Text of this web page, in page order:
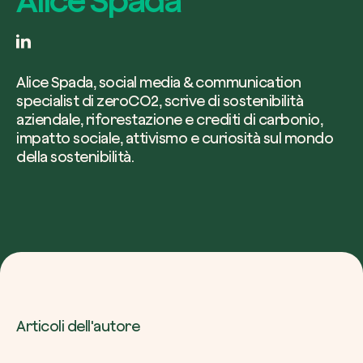
Alice Spada, social media & communication
specialist di zeroCO2, scrive di sostenibilità
aziendale, riforestazione e crediti di carbonio,
impatto sociale, attivismo e curiosità sul mondo
della sostenibilità.
Articoli dell'autore
Crea la tua foresta
Pianta una foresta in un’area del mondo a
Servizio di interesse